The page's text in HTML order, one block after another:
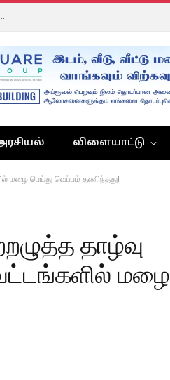
TNPL 2026: சச்சின், ஆண்ட்ரி சித்தார்த் அதிரடி விளாசல்! 239 ரன்களைக் குவித்து கோவை கிங்ஸ் பிரம்மாண்ட சாதனை!
விளையாட்டு
மழை பெய்து வெப்பம் தணிந்தது!
தாழ்வு
மழை